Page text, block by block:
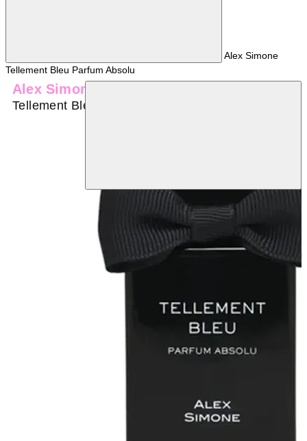
Alex Simone
Tellement Bleu Parfum Absolu
Alex Simone
Tellement Bleu Parfum Absolu